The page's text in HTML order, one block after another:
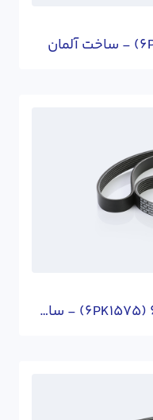
تسمه دینام پژو 206 تیپ 5و6 (6PK1575) - ساخت آلمان